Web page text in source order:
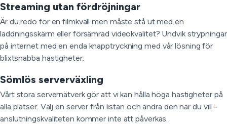
Streaming utan fördröjningar
Är du redo för en filmkväll men måste stå ut med en
laddningsskärm eller försämrad videokvalitet? Undvik strypningar
på internet med en enda knapptryckning med vår lösning för
blixtsnabba hastigheter.
Sömlös serverväxling
Vårt stora servernätverk gör att vi kan hålla höga hastigheter på
alla platser. Välj en server från listan och ändra den när du vill -
anslutningskvaliteten kommer inte att påverkas.